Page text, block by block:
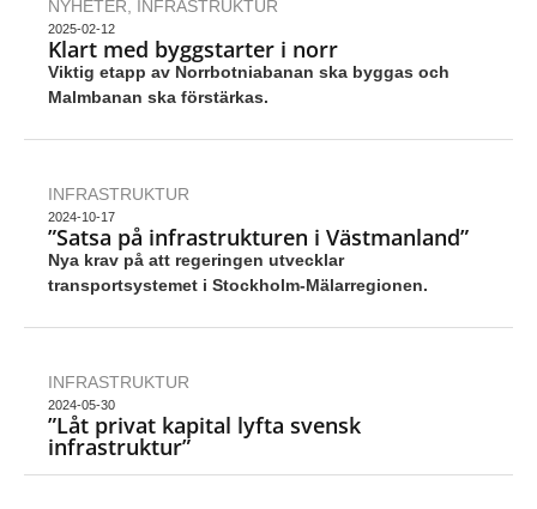
NYHETER, INFRASTRUKTUR
2025-02-12
Klart med byggstarter i norr
Viktig etapp av Norrbotniabanan ska byggas och
Malmbanan ska förstärkas.
INFRASTRUKTUR
2024-10-17
”Satsa på infrastrukturen i Västmanland”
Nya krav på att regeringen utvecklar
transportsystemet i Stockholm-Mälarregionen.
INFRASTRUKTUR
2024-05-30
”Låt privat kapital lyfta svensk
infrastruktur”